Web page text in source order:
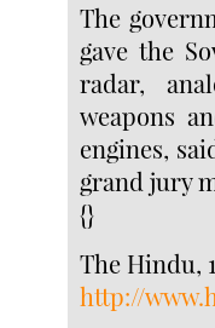
The
gave the
radar,
weapons
engines,
grand jury
{}
The Hindu,
http://